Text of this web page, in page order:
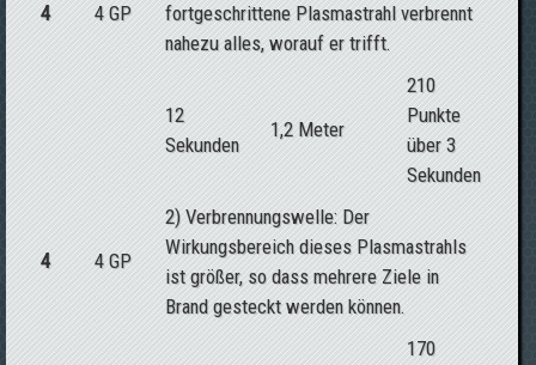
4 4 GP
fortgeschrittene Plasmastrahl verbrennt
nahezu alles, worauf er trifft.
12
Sekunden
1,2 Meter
210
Punkte
über 3
Sekunden
4 4 GP
2) Verbrennungswelle: Der
Wirkungsbereich dieses Plasmastrahls
ist größer, so dass mehrere Ziele in
Brand gesteckt werden können.
170